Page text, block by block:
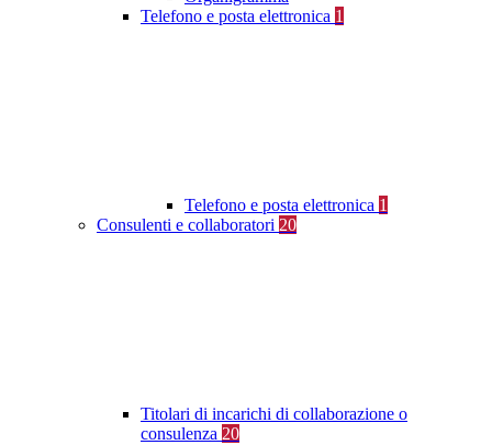
Telefono e posta elettronica 1
Telefono e posta elettronica 1
Consulenti e collaboratori 20
Titolari di incarichi di collaborazione o
consulenza 20